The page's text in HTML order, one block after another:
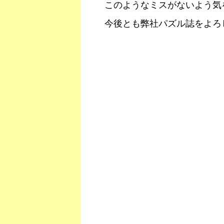
このようなミスがないよう
今後とも弊社パズル誌をよ